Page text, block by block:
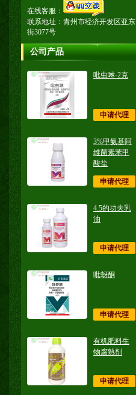
在线客服：
联系地址：青州市经济开发区亚东
街3077号
公司产品
吡虫啉-2克
申请代理
3%甲氨基阿
维菌素苯甲
酸盐
申请代理
4.5的功夫乳
油
申请代理
吡蚜酮
申请代理
有机肥料生
物腐熟剂
申请代理